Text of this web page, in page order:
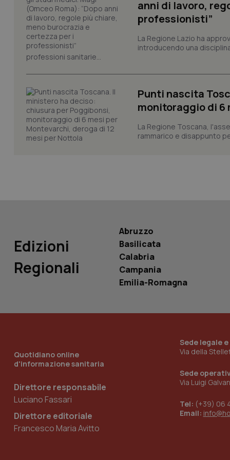
anni di lavoro,
professionisti”
La Regione Lazio ha
introducendo una
professioni sanitarie...
Punti nascita
monitoraggio di 6
La Regione Toscana,
rammarico e disappunto
Edizioni
Regionali
Abruzzo
Basilicata
Calabria
Campania
Emilia-Romagna
Quotidiano online
d'informazione sanitaria
Direttore responsabile
Luciano Fassari
Direttore editoriale
Francesco Maria Avitto
Sede legale
Via della
Sede
Via Luigi
Tel: (+39) 06
Email:
tracking-enable
tracking-sites-
_ga
_ga_0VMQEQKQ1N
__Secure-YNID